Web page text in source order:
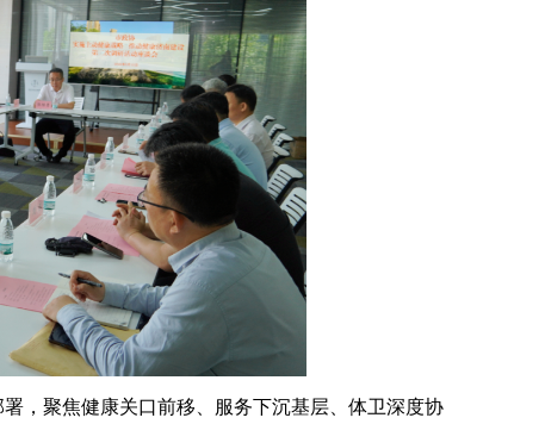
，聚焦健康关口前移、服务下沉基层、体卫深度协